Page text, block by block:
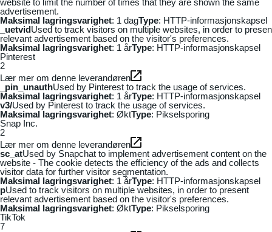
advertisement.
Maksimal lagringsvarighet: 1 dagType: HTTP-informasjonskapsel
_uetvidUsed to track visitors on multiple websites, in order to
relevant advertisement based on the visitor's preferences.
Maksimal lagringsvarighet: 1 årType: HTTP-informasjonskapsel
Pinterest
2
Lær mer om denne leverandøren
_pin_unauthUsed by Pinterest to track the usage of services.
Maksimal lagringsvarighet: 1 årType: HTTP-informasjonskapsel
v3/Used by Pinterest to track the usage of services.
Maksimal lagringsvarighet: ØktType: Pikselsporing
Snap Inc.
2
Lær mer om denne leverandøren
sc_atUsed by Snapchat to implement advertisement content on the
website - The cookie detects the efficiency of the ads and collects
visitor data for further visitor segmentation.
Maksimal lagringsvarighet: 1 årType: HTTP-informasjonskapsel
pUsed to track visitors on multiple websites, in order to present
relevant advertisement based on the visitor's preferences.
Maksimal lagringsvarighet: ØktType: Pikselsporing
TikTok
7